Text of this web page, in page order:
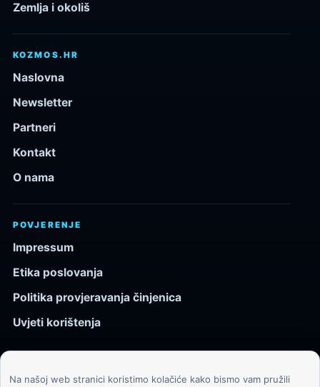
Zemlja i okoliš
KOZMOS.HR
Naslovna
Newsletter
Partneri
Kontakt
O nama
POVJERENJE
Impressum
Etika poslovanja
Politika provjeravanja činjenica
Uvjeti korištenja
Na našoj web stranici koristimo kolačiće kako bismo vam pružili